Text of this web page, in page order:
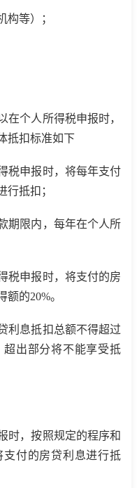
构等）；
在个人所得税申报时，
抵扣标准如下
税申报时，将每年支付
行抵扣；
期限内，每年在个人所
税申报时，将支付的房
的20%。
利息抵扣总额不得超过
超出部分将不能享受抵
时，按照规定的程序和
付的房贷利息进行抵